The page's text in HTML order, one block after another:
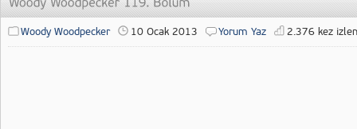
Woody Woodpecker 10 Ocak 2013 Yorum Yaz 2.376 kez